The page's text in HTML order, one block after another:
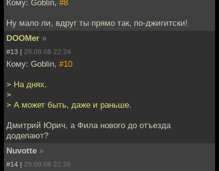
Кому: Goblin, #8
Ну мало ли, вдруг ты прямо так, по-джигитски!
DOOMer »
#13 | 29.09.08 22:24
Кому: Goblin, #10
> На днях.
>
> А может быть, даже и раньше.
Дмитрий Юрич, а Фила нового до отъезда
доделают?
Nuvotte »
#14 | 29.09.08 22:26